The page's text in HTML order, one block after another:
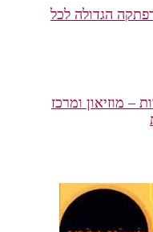
הגדולה לכל
מוזיאון ומרכז